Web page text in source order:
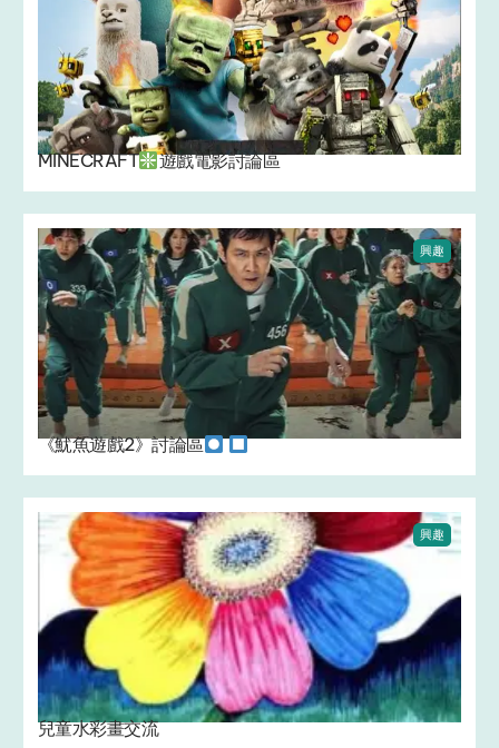
MINECRAFT 遊戲電影討論區
興趣
《魷魚遊戲2》討論區
興趣
兒童水彩畫交流 ‍